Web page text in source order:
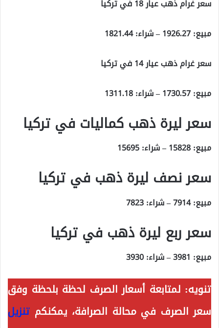
سعر غرام ذهب عيار 18 في تركيا
مبيع: 1926.27 – شراء: 1821.44
سعر غرام ذهب عيار 14 في تركيا
مبيع: 1730.57 – شراء: 1311.18
سعر ليرة ذهب كماليات في تركيا
مبيع: 15828 – شراء: 15695
سعر نصف ليرة ذهب في تركيا
مبيع: 7914 – شراء: 7823
سعر ربع ليرة ذهب في تركيا
مبيع: 3981 – شراء: 3930
تنويه: لمتابعة أسعار الصرف لحظة بلحظة وفق
سعر الصرف في محالة الصرافة، يمكنكم تنزيل